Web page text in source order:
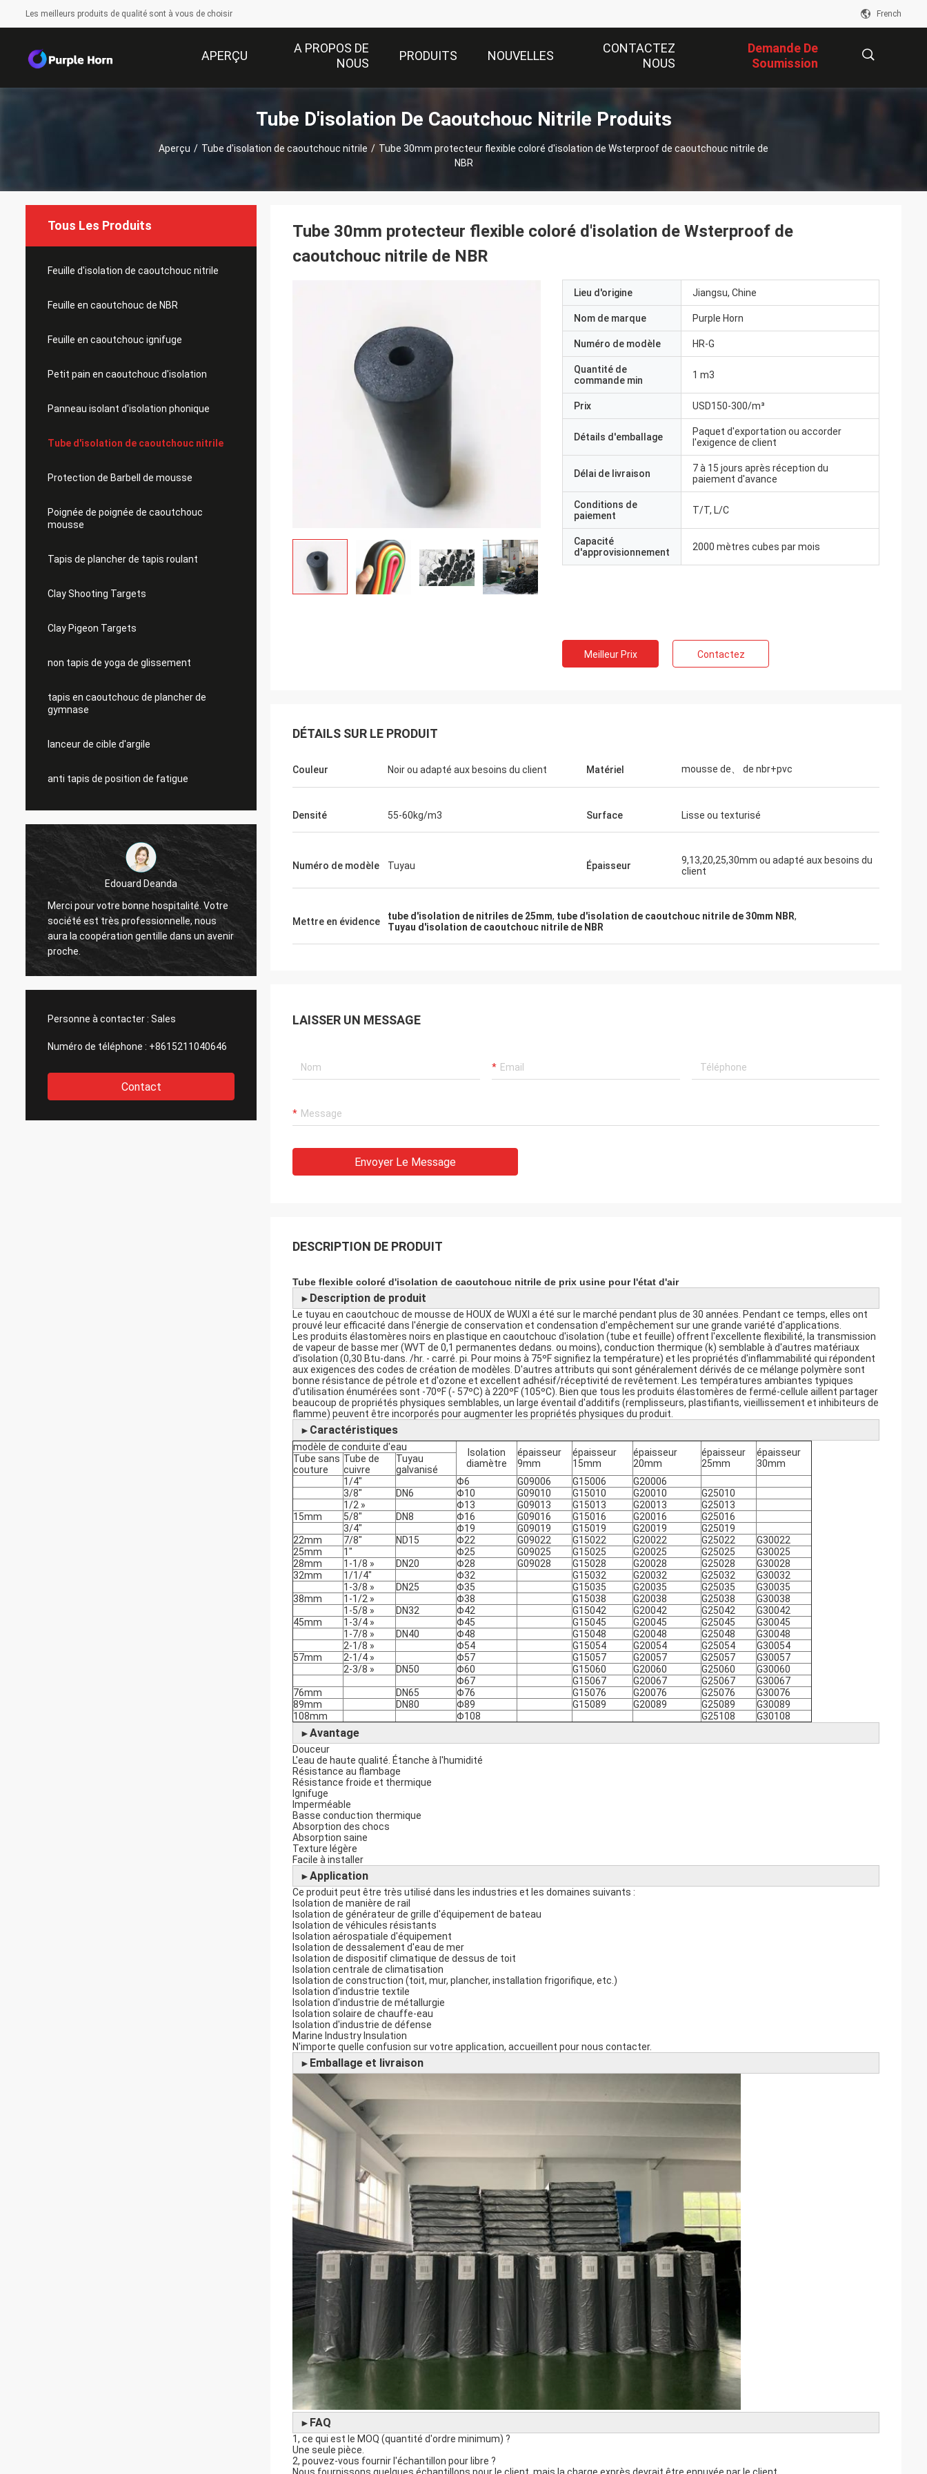
Les meilleurs produits de qualité sont à vous de choisir French
APERÇU
A PROPOS DE
NOUS
PRODUITS NOUVELLES
CONTACTEZ
NOUS
Demande De
Soumission
Tube D'isolation De Caoutchouc Nitrile Produits
Aperçu / Tube d'isolation de caoutchouc nitrile / Tube 30mm protecteur flexible coloré d'isolation de Wsterproof de caoutchouc nitrile de
NBR
Tous Les Produits
Feuille d'isolation de caoutchouc nitrile
Feuille en caoutchouc de NBR
Feuille en caoutchouc ignifuge
Petit pain en caoutchouc d'isolation
Panneau isolant d'isolation phonique
Tube d'isolation de caoutchouc nitrile
Protection de Barbell de mousse
Poignée de poignée de caoutchouc
mousse
Tapis de plancher de tapis roulant
Clay Shooting Targets
Clay Pigeon Targets
non tapis de yoga de glissement
tapis en caoutchouc de plancher de
gymnase
lanceur de cible d'argile
anti tapis de position de fatigue
Edouard Deanda
Merci pour votre bonne hospitalité. Votre
société est très professionnelle, nous
aura la coopération gentille dans un avenir
proche.
société est très professionnelle, nous
aura la coopération gentille dans un avenir
Personne à contacter : Sales
Numéro de téléphone : +8615211040646
Contact
Tube 30mm protecteur flexible coloré d'isolation de Wsterproof de
caoutchouc nitrile de NBR
Lieu d'origine Jiangsu, Chine
Nom de marque Purple Horn
Numéro de modèle HR-G
Quantité de
commande min
1 m3
Prix USD150-300/m³
Détails d'emballage
Paquet d'exportation ou accorder
l'exigence de client
Délai de livraison
7 à 15 jours après réception du
paiement d'avance
Conditions de
paiement
T/T, L/C
Capacité
d'approvisionnement
2000 mètres cubes par mois
Meilleur Prix Contactez
DÉTAILS SUR LE PRODUIT
Couleur Noir ou adapté aux besoins du client Matériel mousse de、 de nbr+pvc
Densité 55-60kg/m3 Surface Lisse ou texturisé
Numéro de modèle Tuyau Épaisseur
9,13,20,25,30mm ou adapté aux besoins du
client
Mettre en évidence tube d'isolation de nitriles de 25mm, tube d'isolation de caoutchouc nitrile de 30mm NBR,
Tuyau d'isolation de caoutchouc nitrile de NBR
LAISSER UN MESSAGE
Envoyer Le Message
DESCRIPTION DE PRODUIT
Tube flexible coloré d'isolation de caoutchouc nitrile de prix usine pour l'état d'air
► Description de produit
Le tuyau en caoutchouc de mousse de HOUX de WUXI a été sur le marché pendant plus de 30 années. Pendant ce temps, elles ont
prouvé leur efficacité dans l'énergie de conservation et condensation d'empêchement sur une grande variété d'applications.
Les produits élastomères noirs en plastique en caoutchouc d'isolation (tube et feuille) offrent l'excellente flexibilité, la transmission
de vapeur de basse mer (WVT de 0,1 permanentes dedans. ou moins), conduction thermique (k) semblable à d'autres matériaux
d'isolation (0,30 Btu-dans. /hr. - carré. pi. Pour moins à 75ºF signifiez la température) et les propriétés d'inflammabilité qui répondent
aux exigences des codes de création de modèles. D'autres attributs qui sont généralement dérivés de ce mélange polymère sont
bonne résistance de pétrole et d'ozone et excellent adhésif/réceptivité de revêtement. Les températures ambiantes typiques
d'utilisation énumérées sont -70ºF (- 57ºC) à 220ºF (105ºC). Bien que tous les produits élastomères de fermé-cellule aillent partager
beaucoup de propriétés physiques semblables, un large éventail d'additifs (remplisseurs, plastifiants, vieillissement et inhibiteurs de
flamme) peuvent être incorporés pour augmenter les propriétés physiques du produit.
► Caractéristiques
modèle de conduite d'eau
Isolation
diamètre
épaisseur
9mm
épaisseur
15mm
épaisseur
20mm
épaisseur
25mm
épaisseur
30mm
Tube sans
couture
Tube de
cuivre
Tuyau
galvanisé
1/4"
Φ6 G09006 G15006
G20006
3/8"
DN6 Φ10 G09010 G15010 G20010
G25010
1/2 »
Φ13 G09013 G15013 G20013
G25013
15mm
5/8" DN8 Φ16 G09016 G15016 G20016
G25016
3/4"
Φ19 G09019 G15019 G20019
G25019
22mm
7/8" ND15 Φ22 G09022 G15022 G20022 G25022
G30022
25mm
1" Φ25 G09025 G15025 G20025 G25025
G30025
28mm
1-1/8 » DN20 Φ28 G09028 G15028 G20028 G25028
G30028
32mm
1/1/4" Φ32 G15032 G20032 G25032
G30032
1-3/8 »
DN25 Φ35 G15035 G20035 G25035
G30035
38mm
1-1/2 » Φ38 G15038 G20038 G25038
G30038
1-5/8 »
DN32 Φ42 G15042 G20042 G25042
G30042
45mm
1-3/4 » Φ45 G15045 G20045 G25045
G30045
1-7/8 »
DN40 Φ48 G15048 G20048 G25048
G30048
2-1/8 »
Φ54 G15054 G20054 G25054
G30054
57mm
2-1/4 » Φ57 G15057 G20057 G25057
G30057
2-3/8 »
DN50 Φ60 G15060 G20060 G25060
G30060
Φ67
G15067 G20067 G25067
G30067
76mm
DN65 Φ76 G15076 G20076 G25076
G30076
89mm
DN80 Φ89 G15089 G20089 G25089
G30089
108mm
Φ108 G25108
G30108
►Avantage
Douceur
L'eau de haute qualité. Étanche à l'humidité
Résistance au flambage
Résistance froide et thermique
Ignifuge
Imperméable
Basse conduction thermique
Absorption des chocs
Absorption saine
Texture légère
Facile à installer
►Application
Ce produit peut être très utilisé dans les industries et les domaines suivants :
Isolation de manière de rail
Isolation de générateur de grille d'équipement de bateau
Isolation de véhicules résistants
Isolation aérospatiale d'équipement
Isolation de dessalement d'eau de mer
Isolation de dispositif climatique de dessus de toit
Isolation centrale de climatisation
Isolation de construction (toit, mur, plancher, installation frigorifique, etc.)
Isolation d'industrie textile
Isolation d'industrie de métallurgie
Isolation solaire de chauffe-eau
Isolation d'industrie de défense
Marine Industry Insulation
N'importe quelle confusion sur votre application, accueillent pour nous contacter.
► Emballage et livraison
► FAQ
1, ce qui est le MOQ (quantité d'ordre minimum) ?
Une seule pièce.
2, pouvez-vous fournir l'échantillon pour libre ?